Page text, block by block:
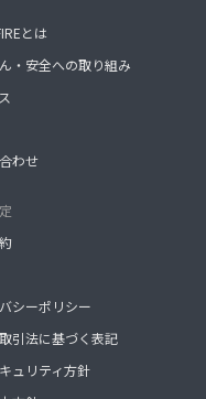
とは
・安全への取り組み
わせ
シーポリシー
引法に基づく表記
ュリティ方針